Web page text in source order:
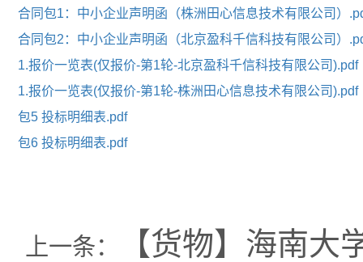
合同包1：中小企业声明函（株洲田心信息技术有限公司）
合同包2：中小企业声明函（北京盈科千信科技有限公司）
1.报价一览表(仅报价-第1轮-北京盈科千信科技有限公司).pdf
1.报价一览表(仅报价-第1轮-株洲田心信息技术有限公司).pdf
包5 投标明细表.pdf
包6 投标明细表.pdf
上一条：
【货物】海南